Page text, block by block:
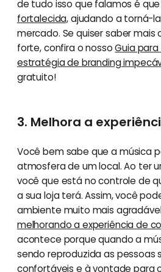
de tudo isso que falamos é
fortalecida,ajudando a torná-
mercado. Se quiser saber
forte, confira o nossoGuia
estratégia de branding
gratuito!
3. Melhora a
Você bem sabe que a música
atmosfera de um local. Ao ter
você que está no controle de
a sua loja terá. Assim, você
ambiente muito mais
melhorando a experiência de
acontece porque quando a
sendo reproduzida as pessoas
confortáveis e à vontade para